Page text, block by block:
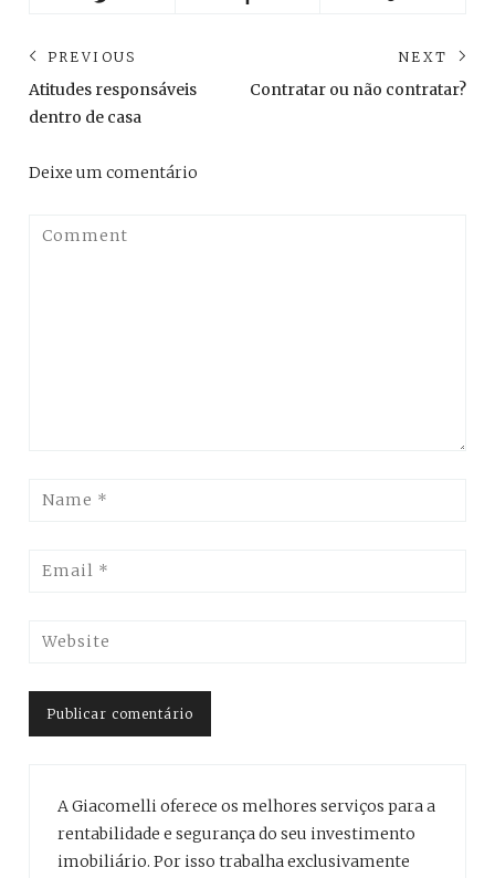
Navegação
de
Post
PREVIOUS
Previous
post:
Atitudes responsáveis
dentro de casa
NEXT
Contratar ou não contratar?
Deixe um comentário
A Giacomelli oferece os melhores serviços para a
rentabilidade e segurança do seu investimento
imobiliário. Por isso trabalha exclusivamente